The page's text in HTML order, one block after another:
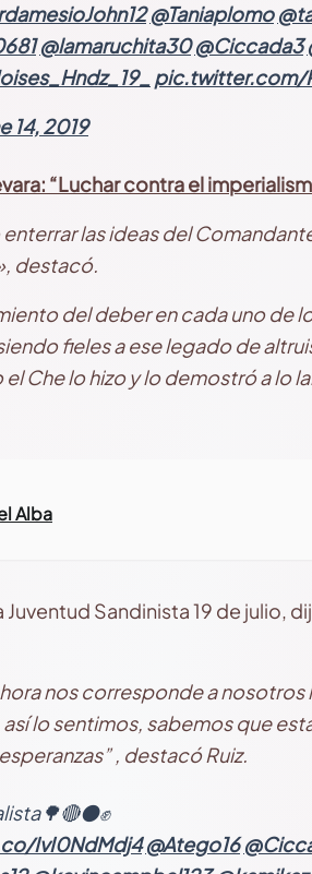
@Taniaplomo
@lamaruchita30 @Ciccada3
pic.twitter.com/
14, 2019
“Luchar contra el
las ideas del
destacó.
del deber en cada uno de
fieles a ese legado de
Che lo hizo y lo demostró a lo
Alba
Sandinista 19 de julio,
nos corresponde a
lo sentimos, sabemos que
, destacó Ruiz.
IvI0NdMdj4 @Atego16